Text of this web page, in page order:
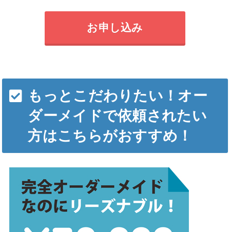
お申し込み
もっとこだわりたい！オー
ダーメイドで依頼されたい
方はこちらがおすすめ！